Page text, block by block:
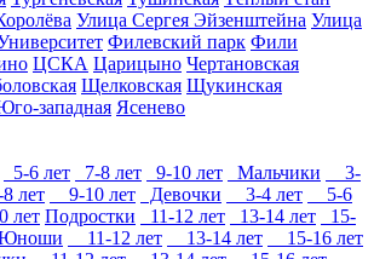
Улица Сергея Эйзенштейна Улица
Филевский парк Фили
ЦСКА Царицыно Чертановская
Щелковская Щукинская
западная Ясенево
5-6 лет 7-8 лет 9-10 лет Мальчики
3-
лет 9-10 лет Девочки 3-4 лет
5-6
лет Подростки 11-12 лет 13-14 лет
15-
11-12 лет 13-14 лет
15-16 лет